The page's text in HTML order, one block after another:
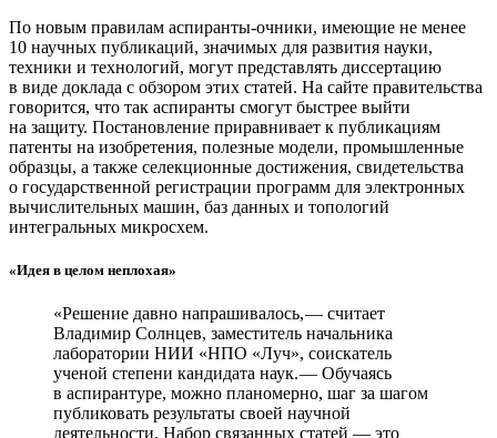
По новым правилам аспиранты-очники, имеющие не менее
10 научных публикаций, значимых для развития науки,
техники и технологий, могут представлять диссертацию
в виде доклада с обзором этих статей. На сайте правительства
говорится, что так аспиранты смогут быстрее выйти
на защиту. Постановление приравнивает к публикациям
патенты на изобретения, полезные модели, промышленные
образцы, а также селекционные достижения, свидетельства
о государственной регистрации программ для электронных
вычислительных машин, баз данных и топологий
интегральных микросхем.
«Идея в целом неплохая»
«Решение давно напрашивалось, — ​считает
Владимир Солнцев, заместитель начальника
лаборатории НИИ «НПО «Луч», соискатель
ученой степени кандидата наук. — ​Обучаясь
в аспирантуре, можно планомерно, шаг за шагом
публиковать результаты своей научной
деятельности. Набор связанных статей — ​это